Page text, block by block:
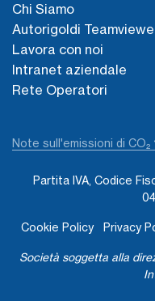
Chi Siamo
Autorigoldi
Lavora con noi
Intranet aziendale
Rete Operatori
Note sull'emissioni di CO₂
Partita IVA, Codice
Cookie Policy Privacy
Società soggetta alla